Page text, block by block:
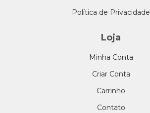
Política de Privacidade
Loja
Minha Conta
Criar Conta
Carrinho
Contato